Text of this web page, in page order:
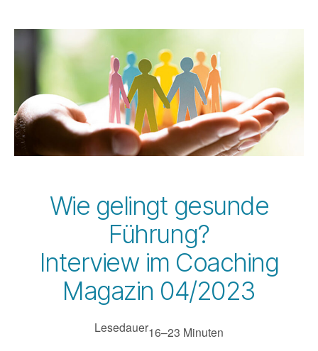
Wie gelingt gesunde
Führung?
Interview im Coaching
Magazin 04/2023
Lesedauer16–23 Minuten